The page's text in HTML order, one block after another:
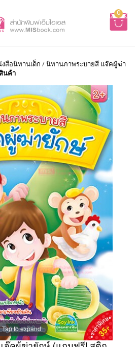
0
สือนิทานเด็ก /นิทานภาพระบายสี แจ๊คผู้ฆ่า
นค้า
Tap to expand